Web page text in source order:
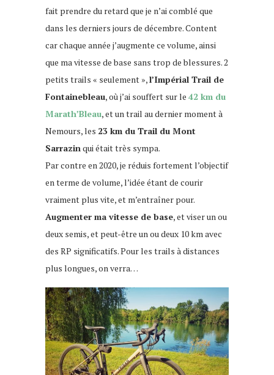
fait prendre du retard que je n’ai comblé que
dans les derniers jours de décembre. Content
car chaque année j’augmente ce volume, ainsi
que ma vitesse de base sans trop de blessures. 2
petits trails « seulement »,l’Impérial Trail de
Fontainebleau, où j’ai souffert sur le 42 km du
Marath’Bleau, et un trail au dernier moment à
Nemours, les 23 km du Trail du Mont
Sarrazinqui était très sympa.
Par contre en 2020, je réduis fortement l’objectif
en terme de volume, l’idée étant de courir
vraiment plus vite, et m’entraîner pour.
Augmenter ma vitesse de base, et viser un ou
deux semis, et peut-être un ou deux 10 km avec
des RP significatifs. Pour les trails à distances
plus longues, on verra…